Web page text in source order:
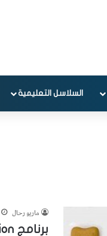
السلاسل التعليمية
ماريو رحال